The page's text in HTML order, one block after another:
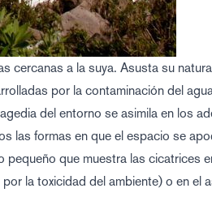
cercanas a la suya. Asusta su
por la contaminación del
del entorno se asimila en los
las formas en que el espacio se
pequeño que muestra las cicatrices
la toxicidad del ambiente) o en el